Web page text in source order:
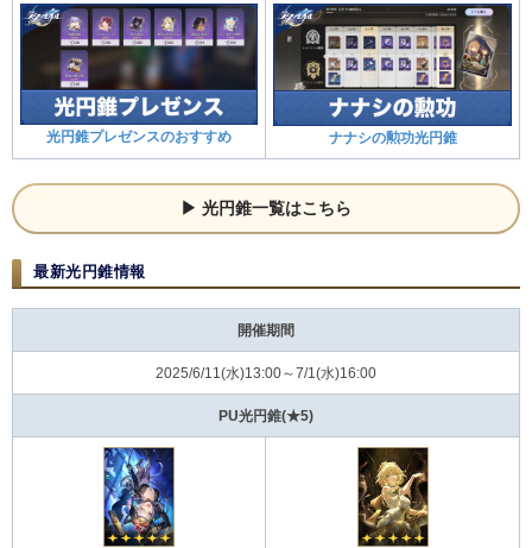
光円錐プレゼンスのおすすめ ナナシの勲功光円錐
光円錐一覧はこちら
最新光円錐情報
開催期間
2025/6/11(水)13:00～7/1(水)16:00
PU光円錐(★5)